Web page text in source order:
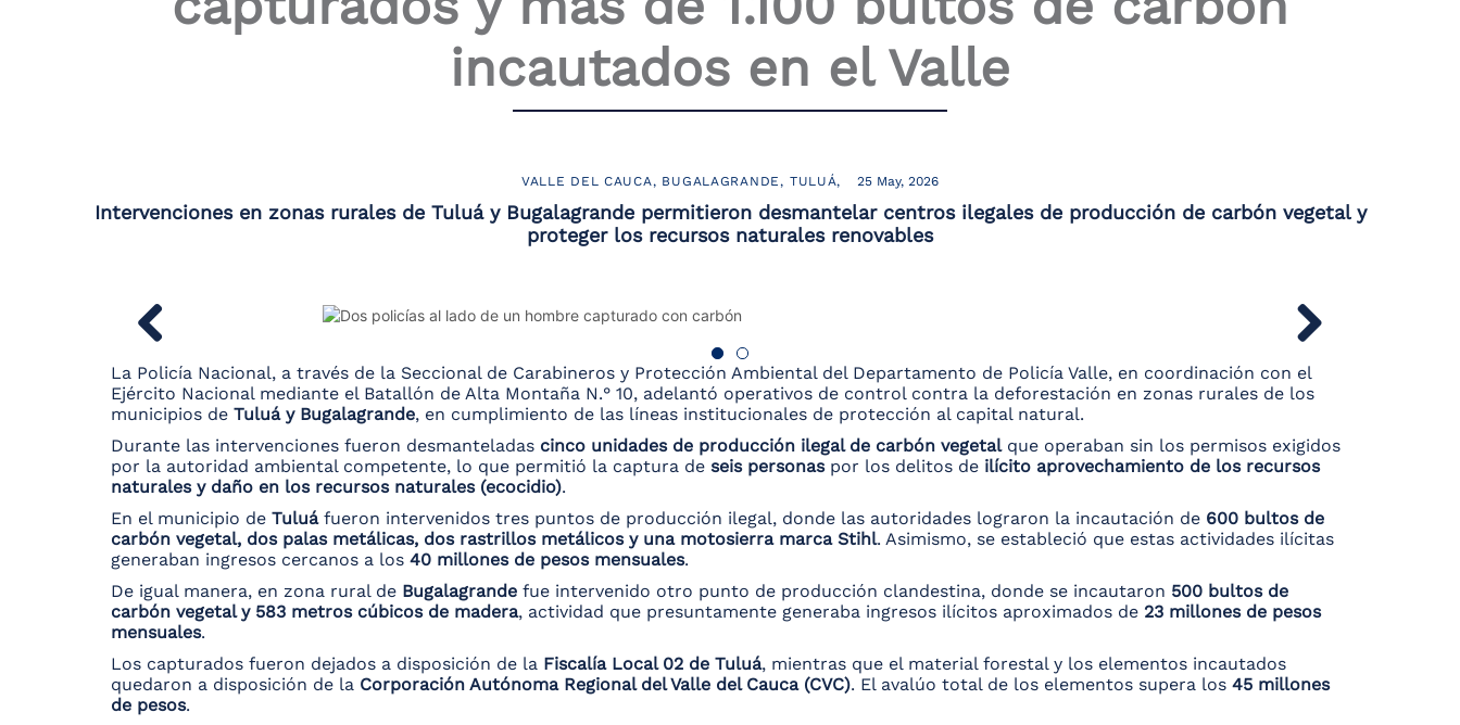
incautados en el Valle
VALLE DEL CAUCA BUGALAGRANDE TULUÁ 25 May, 2026
Intervenciones en zonas rurales de Tuluá y Bugalagrande permitieron desmantelar centros ilegales de producción de carbón vegetal y
proteger los recursos naturales renovables
La Policía Nacional, a través de la Seccional de Carabineros y Protección Ambiental del Departamento de Policía Valle, en coordinación con el
Ejército Nacional mediante el Batallón de Alta Montaña N.° 10, adelantó operativos de control contra la deforestación en zonas rurales de los
municipios de Tuluá y Bugalagrande, en cumplimiento de las líneas institucionales de protección al capital natural.
Durante las intervenciones fueron desmanteladas cinco unidades de producción ilegal de carbón vegetalque operaban sin los permisos exigidos
por la autoridad ambiental competente, lo que permitió la captura de seis personaspor los delitos de ilícito aprovechamiento de los recursos
naturales y daño en los recursos naturales (ecocidio).
En el municipio de Tuluáfueron intervenidos tres puntos de producción ilegal, donde las autoridades lograron la incautación de 600 bultos de
carbón vegetal, dos palas metálicas, dos rastrillos metálicos y una motosierra marca Stihl. Asimismo, se estableció que estas actividades ilícitas
generaban ingresos cercanos a los 40 millones de pesos mensuales.
De igual manera, en zona rural de Bugalagrande fue intervenido otro punto de producción clandestina, donde se incautaron 500 bultos de
carbón vegetal y 583 metros cúbicos de madera, actividad que presuntamente generaba ingresos ilícitos aproximados de 23 millones de pesos
mensuales.
Los capturados fueron dejados a disposición de la Fiscalía Local 02 de Tuluá, mientras que el material forestal y los elementos incautados
quedaron a disposición de la Corporación Autónoma Regional del Valle del Cauca (CVC). El avalúo total de los elementos supera los 45 millones
de pesos.